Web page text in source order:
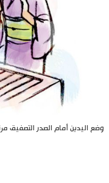
وضع اليدين أمام الصدر التصفيق